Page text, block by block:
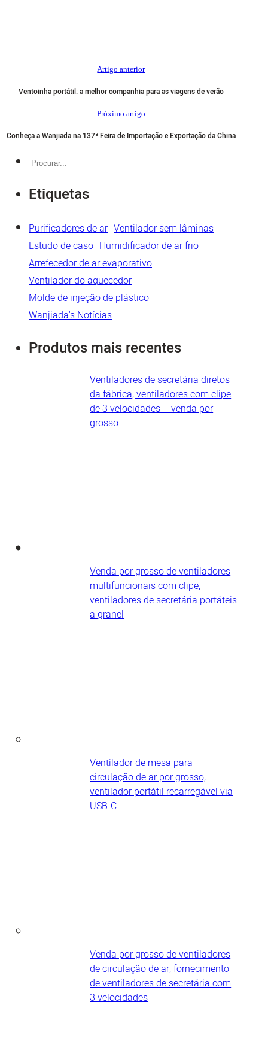
Artigo anterior
Ventoinha portátil: a melhor companhia para as viagens de verão
Próximo artigo
Conheça a Wanjiada na 137ª Feira de Importação e Exportação da China
Pesquisar
Etiquetas
Purificadores de ar Ventilador sem lâminas
Estudo de caso Humidificador de ar frio
Arrefecedor de ar evaporativo
Ventilador do aquecedor
Molde de injeção de plástico
Wanjiada's Notícias
Produtos mais recentes
Ventiladores de secretária diretos
da fábrica, ventiladores com clipe
de 3 velocidades – venda por
grosso
Venda por grosso de ventiladores
multifuncionais com clipe,
ventiladores de secretária portáteis​
a granel
Ventilador de mesa para
circulação de ar por grosso,
ventilador portátil recarregável via
USB-C
Venda por grosso de ventiladores
de circulação de ar, fornecimento
de ventiladores de secretária com
3 velocidades